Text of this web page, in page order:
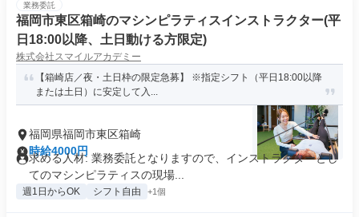
業務委託
福岡市東区箱崎のマシンピラティスインストラクター(平
日18:00以降、土日動ける方限定)
株式会社スマイルアカデミー
【箱崎店／夜・土日枠の限定急募】 ※指定シフト（平日18:00以降
または土日）に安定して入...
福岡県福岡市東区箱崎
時給4000円
求める人材: 業務委託となりますので、インストラクターとし
てのマシンピラティスの現場...
週1日からOK シフト自由 +1個